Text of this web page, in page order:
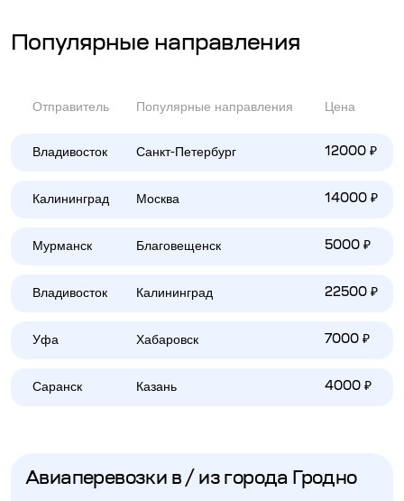
Популярные направления
Отправитель Популярные направления Цена
Владивосток Санкт-Петербург 12000 ₽
Калининград Москва 14000 ₽
Мурманск Благовещенск 5000 ₽
Владивосток Калининград 22500 ₽
Уфа Хабаровск 7000 ₽
Саранск Казань 4000 ₽
Авиаперевозки в / из города Гродно